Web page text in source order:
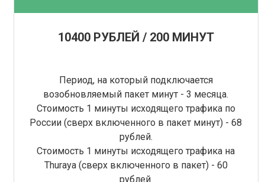
10400 РУБЛЕЙ / 200 МИНУТ
Период, на который подключается
возобновляемый пакет минут - 3 месяца.
Стоимость 1 минуты исходящего трафика по
России (сверх включенного в пакет минут) - 68
рублей.
Стоимость 1 минуты исходящего трафика на
Thuraya (сверх включенного в пакет) - 60
рублей.